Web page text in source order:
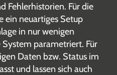
Fehlerhistorien. Für die
ein neuartiges Setup
in nur wenigen
parametriert. Für
Daten bzw. Status im
und lassen sich auch